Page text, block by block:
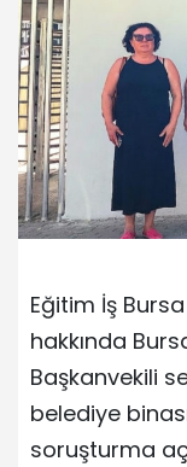
Eğitim İş
hakkında
Başkanvekili
belediye
soruşturma